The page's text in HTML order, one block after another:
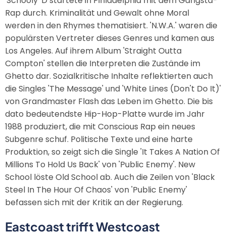
Rap durch. Kriminalität und Gewalt ohne Moral
werden in den Rhymes thematisiert. 'N.W.A.' waren die
populärsten Vertreter dieses Genres und kamen aus
Los Angeles. Auf ihrem Album 'Straight Outta
Compton' stellen die Interpreten die Zustände im
Ghetto dar. Sozialkritische Inhalte reflektierten auch
die Singles 'The Message' und 'White Lines (Don't Do It)'
von Grandmaster Flash das Leben im Ghetto. Die bis
dato bedeutendste Hip-Hop-Platte wurde im Jahr
1988 produziert, die mit Conscious Rap ein neues
Subgenre schuf. Politische Texte und eine harte
Produktion, so zeigt sich die Single 'It Takes A Nation Of
Millions To Hold Us Back' von 'Public Enemy'. New
School löste Old School ab. Auch die Zeilen von 'Black
Steel In The Hour Of Chaos' von 'Public Enemy'
befassen sich mit der Kritik an der Regierung.
Eastcoast trifft Westcoast